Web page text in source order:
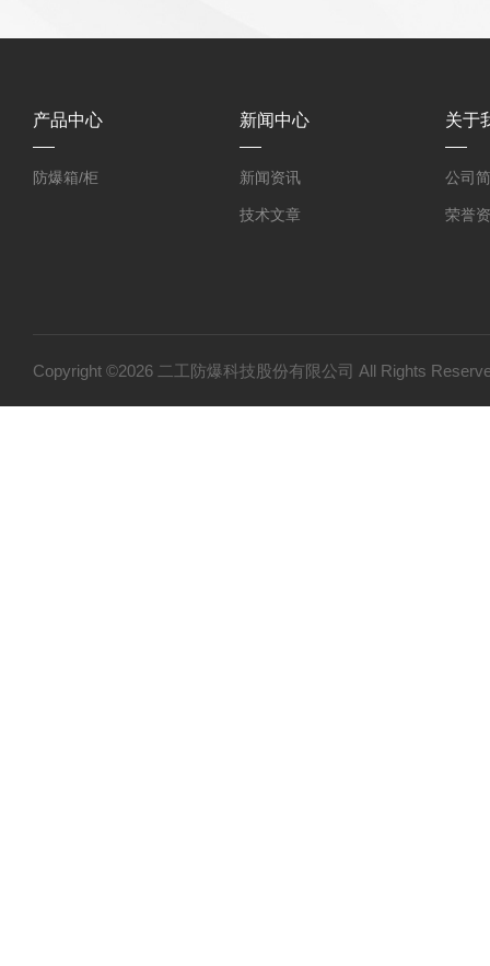
产品中心
防爆箱/柜
新闻中心
新闻资讯
技术文章
关于
公司
荣誉
Copyright ©2026 二工防爆科技股份有限公司 All Rights